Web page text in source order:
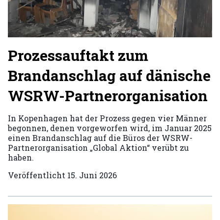
Prozessauftakt zum
Brandanschlag auf dänische
WSRW-Partnerorganisation
In Kopenhagen hat der Prozess gegen vier Männer
begonnen, denen vorgeworfen wird, im Januar 2025
einen Brandanschlag auf die Büros der WSRW-
Partnerorganisation „Global Aktion“ verübt zu
haben.
Veröffentlicht 15. Juni 2026